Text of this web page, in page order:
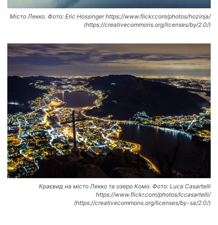
Місто Лекко. Фото: Eric Hossinger https://www.flickr.com/photos/hozinja/
(https://creativecommons.org/licenses/by/2.0/)
Краєвид на місто Лекко та озеро Комо. Фото: Luca Casartelli
https://www.flickr.com/photos/lccasartelli/
(https://creativecommons.org/licenses/by-sa/2.0/)